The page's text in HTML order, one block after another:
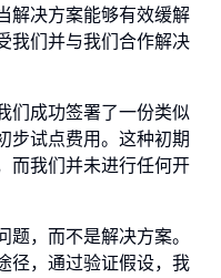
解决方案能够有效缓解
我们并与我们合作解决
们成功签署了一份类似
步试点费用。这种初期
而我们并未进行任何开
，而不是解决方案。
径，通过验证假设，我